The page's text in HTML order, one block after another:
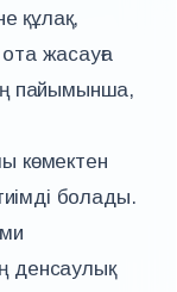
құлақ,
жасауға
пайымынша,
көмектен
болады.
денсаулық